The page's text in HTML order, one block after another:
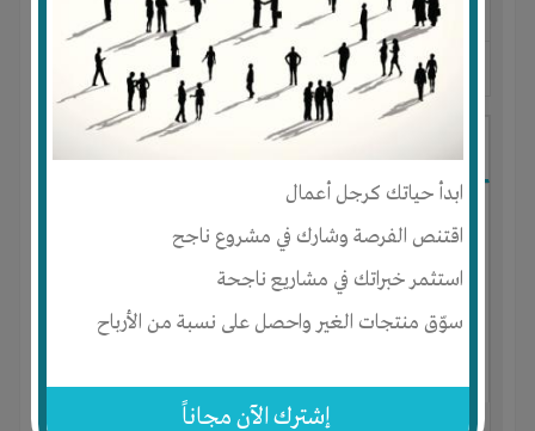
ابدأ حياتك كرجل أعمال
اقتنص الفرصة وشارك في مشروع ناجح
استثمر خبراتك في مشاريع ناجحة
سوّق منتجات الغير واحصل على نسبة من الأرباح
إشترك الآن مجاناً
المكان : المغرب- اكادير- انزكان
آخر ظهور: : منذ 7 اشهر